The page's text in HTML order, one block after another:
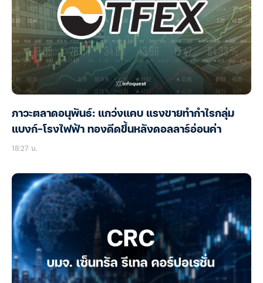
ภาวะตลาดอนุพันธ์: แกว่งแคบ แรงขายทำกำไรกลุ่ม
แบงก์-โรงไฟฟ้า ทองดีดขึ้นหลังดอลลาร์อ่อนค่า
18:27 น.